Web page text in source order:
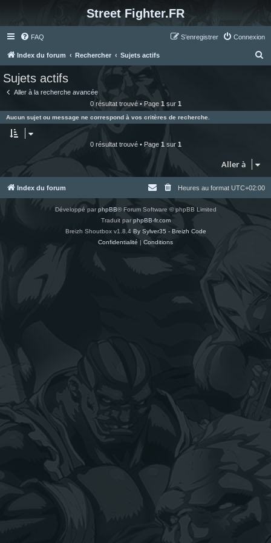
Street Fighter.FR
FAQ Connexion
S’enregistrer
Index du forum Rechercher Sujets actifs
e
r
Sujets actifs
Aller à la recherche avancée
0 résultat trouvé • Page 1 sur 1
Aucun sujet ou message ne correspond à vos critères de recherche.
0 résultat trouvé • Page 1 sur 1
Aller à
Index du forum Heures au format UTC+02:00
Développé parphpBB® Forum Software © phpBB Limited
Traduit parphpBB-fr.com
Breizh Shoutbox v1.8.4 By Sylver35 - Breizh Code
Confidentialité | Conditions